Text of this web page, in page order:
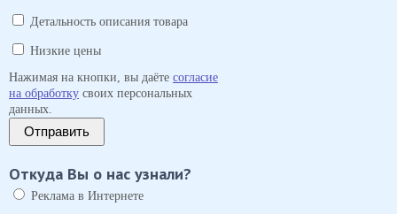
Детальность описания товара
Низкие цены
Нажимая на кнопки, вы даёте согласие
на обработку своих персональных
данных.
Отправить
Откуда Вы о нас узнали?
Реклама в Интернете